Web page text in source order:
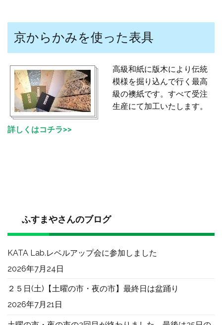
京からかみを使った表具
高級和紙に版木により伝統
模様を掘り込んで行く最高
級の襖紙です。すべて受注
生産にて加工いたします。
詳しくはコチラ>>
ふすまやさんのブログ
KATA Lab.レベルアップ会に参加しました
2026年7月24日
２５日(土)【土曜の市・夜の市】最終日は盆踊り
2026年7月21日